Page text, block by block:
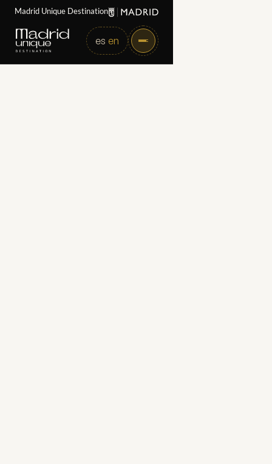
Madrid Unique Destination
es en